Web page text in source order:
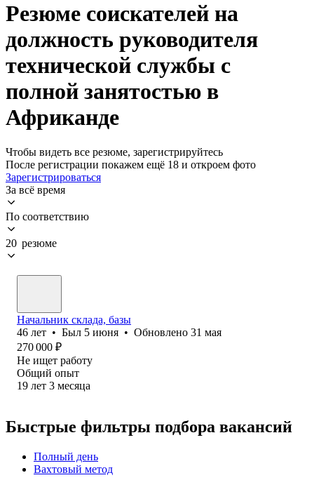
Резюме соискателей на
должность руководителя
технической службы с
полной занятостью в
Африканде
Чтобы видеть все резюме, зарегистрируйтесь
После регистрации покажем ещё 18 и откроем фото
Зарегистрироваться
За всё время
По соответствию
20 резюме
Начальник склада, базы
46 лет • Был 5 июня • Обновлено 31 мая
270 000 ₽
Не ищет работу
Общий опыт
19 лет 3 месяца
Быстрые фильтры подбора вакансий
Полный день
Вахтовый метод